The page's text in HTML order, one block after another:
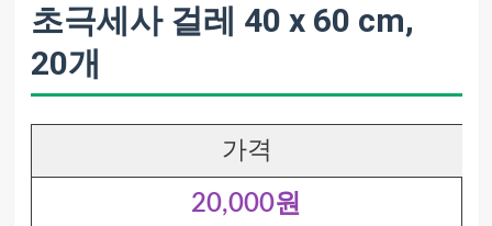
초극세사 걸레 40 x 60 cm,
20개
가격
20,000원